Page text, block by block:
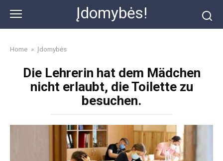
content
Įdomybės!
Home » Įdomybės
Die Lehrerin hat dem Mädchen
nicht erlaubt, die Toilette zu
besuchen.